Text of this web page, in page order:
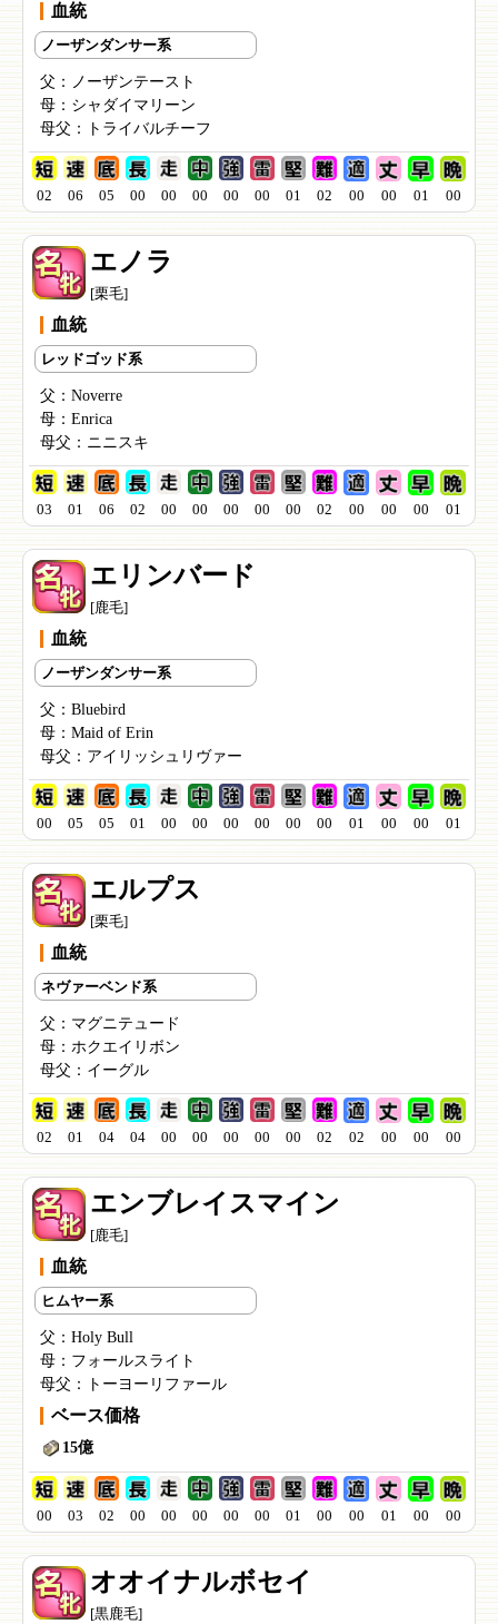
血統
ノーザンダンサー系
父： ノーザンテースト
母： シャダイマリーン
母父：
トライバルチーフ
02 06 05 00 00 00 00 00 01 02 00 00 01 00
エノラ
[栗毛]
血統
レッドゴッド系
父： Noverre
母： Enrica
母父： ニニスキ
03 01 06 02 00 00 00 00 00 02 00 00 00 01
エリンバード
[鹿毛]
血統
ノーザンダンサー系
父： Bluebird
母： Maid of Erin
母父： アイリッシュリヴァー
00 05 05 01 00 00 00 00 00 00 01 00 00 01
エルプス
[栗毛]
血統
ネヴァーベンド系
父： マグニテュード
母： ホクエイリボン
母父： イーグル
02 01 04 04 00 00 00 00 00 02 02 00 00 00
エンブレイスマイン
[鹿毛]
血統
ヒムヤー系
父： Holy Bull
母： フォールスライト
母父：
トーヨーリファール
ベース価格
15億
00 03 02 00 00 00 00 00 01 00 00 01 00 00
オオイナルボセイ
[黒鹿毛]